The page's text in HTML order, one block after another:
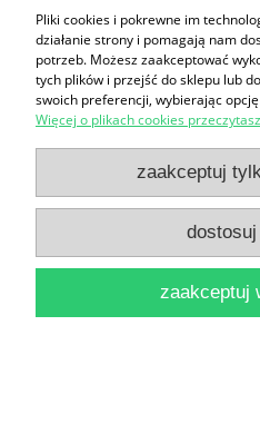
Zwierzyniec i
Pliki cookies i pokrewne im
działanie strony i pomagają nam
potrzeb. Możesz zaakceptować
tych plików i przejść do sklepu lub
swoich preferencji, wybierając
Więcej o plikach cookies
zaakceptuj
zaakceptuj